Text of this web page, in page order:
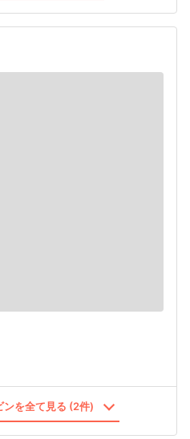
ンを全て見る (2件)